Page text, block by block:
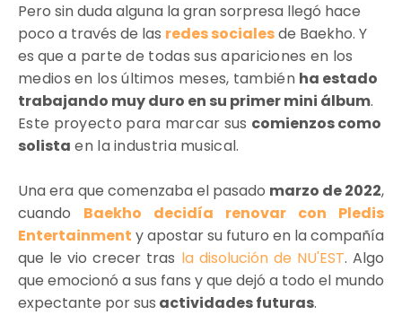
Pero sin duda alguna la gran sorpresa llegó hace
poco a través de las redes socialesde Baekho. Y
es que a parte de todas sus apariciones en los
medios en los últimos meses, también ha estado
trabajando muy duro en su primer mini álbum.
Este proyecto para marcar sus comienzos como
solista en la industria musical.
Una era que comenzaba el pasado marzo de 2022,
cuando Baekho decidía renovar con Pledis
Entertainment y apostar su futuro en la compañía
que le vio crecer tras la disolución de NU'EST. Algo
que emocionó a sus fans y que dejó a todo el mundo
expectante por sus actividades futuras.